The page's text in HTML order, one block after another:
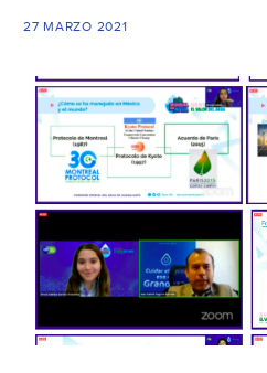
27 MARZO 2021